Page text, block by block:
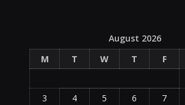
August 2026
M
T W T F
3
4 5 6 7